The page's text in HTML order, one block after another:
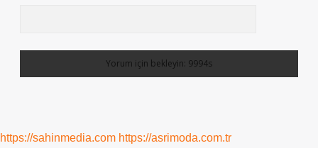
https://sahinmedia.com https://asrimoda.com.tr